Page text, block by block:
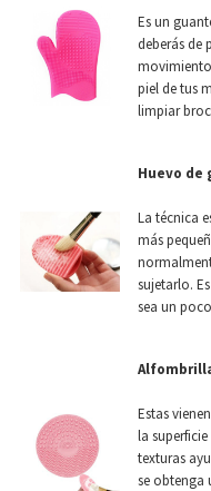
Es un
deberás de
piel de tus
limpiar
Huevo de
La técnica
más
sujetarlo.
sea un
Estas
la
texturas
se obtenga